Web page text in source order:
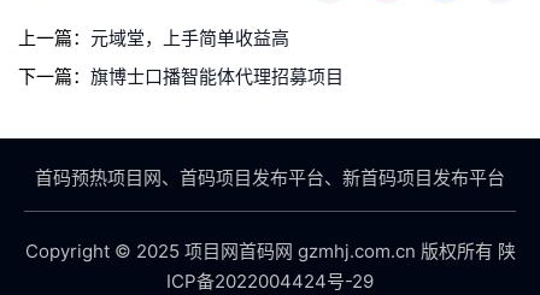
上一篇： 元域堂，上手简单收益高
下一篇： 旗博士口播智能体代理招募项目
首码预热项目网、首码项目发布平台、新首码项目发布平台
Copyright © 2025 项目网首码网 gzmhj.com.cn 版权所有 陕
ICP备2022004424号-29